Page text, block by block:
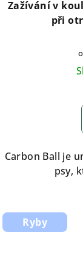
Zažívání v
při
Carbon Ball je
psy,
Ryby